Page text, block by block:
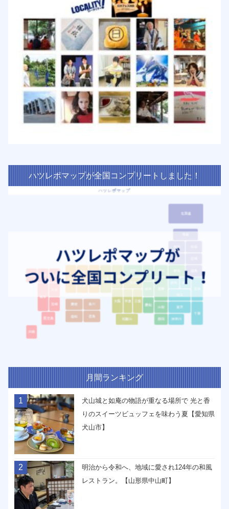
ハツレポマップが全国コンプリートしました！
月間ランキング
1
犬山城と如庵の物語が重なる場所で 光と香
りのスイーツビュッフェを味わう夏【愛知県
犬山市】
2
明治から令和へ、地域に愛され124年の和風
レストラン。【山形県中山町】